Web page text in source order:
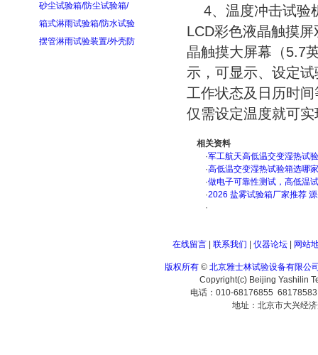
砂尘试验箱/防尘试验箱/
箱式淋雨试验箱/防水试验
摆管淋雨试验装置/外壳防
4、温度冲击试验
LCD彩色液晶触摸
晶触摸大屏幕（5.7
示，可显示、设定
工作状态及日历时
仅需设定温度就可
相关资料
·军工航天高低温交变湿热试
·高低温交变湿热试验箱选哪
·做电子可靠性测试，高低温
·2026 盐雾试验箱厂家推荐
·
在线留言| 联系我们 仪器论坛| 网站
版权所有 © 北京雅士林试验设备有限公
Copyright(c) Beijing Yashilin
电话：010-68176855
地址：北京市大兴经